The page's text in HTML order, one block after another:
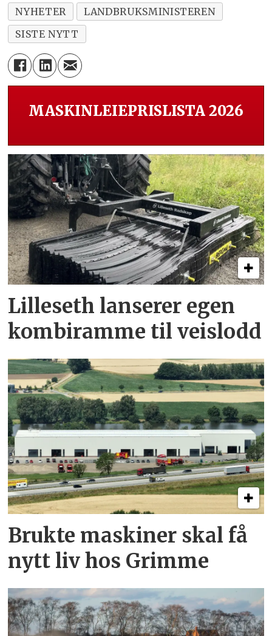
NYHETER
LANDBRUKSMINISTEREN
SISTE NYTT
MASKINLEIEPRISLISTA 2026
Lilleseth lanserer egen
kombi­ramme til veislodd
Brukte maskiner skal få
nytt liv hos Grimme